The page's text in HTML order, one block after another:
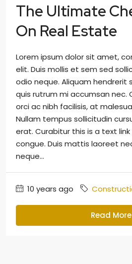
The Ultimate
On Real Estate
Lorem ipsum dolor sit amet,
elit. Duis mollis et sem sed
odio neque. Aliquam hendrerit
quis rutrum mi accumsan nec.
orci ac nibh facilisis, at
Nullam tempus sollicitudin
erat. Curabitur this is a text
congue. Duis mattis laoreet
neque...
10 years ago
Read More